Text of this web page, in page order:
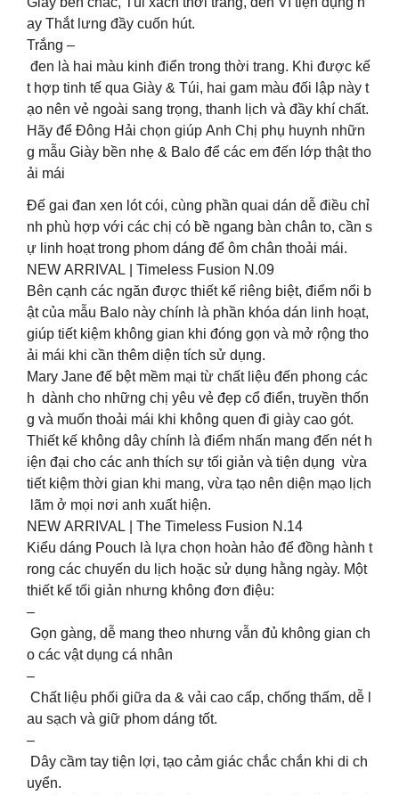
ay Thắt lưng đầy cuốn hút.
Trắng –
đen là hai màu kinh điển trong thời trang. Khi được kế
t hợp tinh tế qua Giày & Túi, hai gam màu đối lập này t
ạo nên vẻ ngoài sang trọng, thanh lịch và đầy khí chất.
Hãy để Đông Hải chọn giúp Anh Chị phụ huynh nhữn
g mẫu Giày bền nhẹ & Balo để các em đến lớp thật tho
ải mái
Đế gai đan xen lót cói, cùng phần quai dán dễ điều chỉ
nh phù hợp với các chị có bề ngang bàn chân to, cần s
ự linh hoạt trong phom dáng để ôm chân thoải mái.
NEW ARRIVAL | Timeless Fusion N.09
Bên cạnh các ngăn được thiết kế riêng biệt, điểm nổi b
ật của mẫu Balo này chính là phần khóa dán linh hoạt,
giúp tiết kiệm không gian khi đóng gọn và mở rộng tho
ải mái khi cần thêm diện tích sử dụng.
Mary Jane đế bệt mềm mại từ chất liệu đến phong các
h dành cho những chị yêu vẻ đẹp cổ điển, truyền thốn
g và muốn thoải mái khi không quen đi giày cao gót.
Thiết kế không dây chính là điểm nhấn mang đến nét h
iện đại cho các anh thích sự tối giản và tiện dụng vừa
tiết kiệm thời gian khi mang, vừa tạo nên diện mạo lịch
lãm ở mọi nơi anh xuất hiện.
NEW ARRIVAL | The Timeless Fusion N.14
Kiểu dáng Pouch là lựa chọn hoàn hảo để đồng hành t
rong các chuyến du lịch hoặc sử dụng hằng ngày. Một
thiết kế tối giản nhưng không đơn điệu:
–
Gọn gàng, dễ mang theo nhưng vẫn đủ không gian ch
o các vật dụng cá nhân
–
Chất liệu phối giữa da & vải cao cấp, chống thấm, dễ l
au sạch và giữ phom dáng tốt.
–
Dây cầm tay tiện lợi, tạo cảm giác chắc chắn khi di ch
uyển.